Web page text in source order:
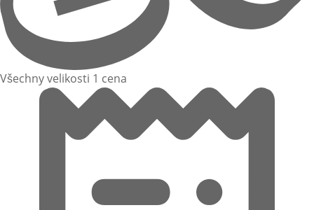
Všechny velikosti 1 cena